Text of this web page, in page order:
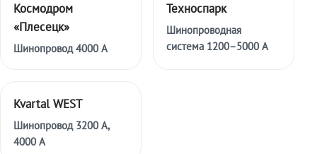
Космодром
«Плесецк»
Шинопровод 4000 А
Техноспарк
Шинопроводная
система 1200–5000 А
Kvartal WEST
Шинопровод 3200 А,
4000 А